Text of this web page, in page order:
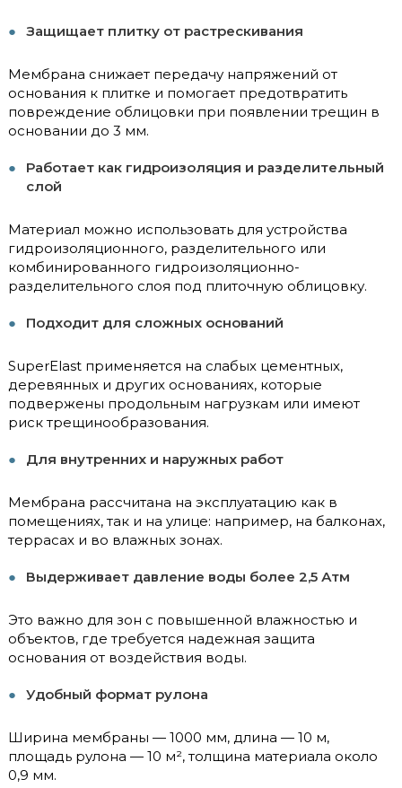
Защищает плитку от растрескивания
Мембрана снижает передачу напряжений от
основания к плитке и помогает предотвратить
повреждение облицовки при появлении трещин в
основании до 3 мм.
Работает как гидроизоляция и разделительный
слой
Материал можно использовать для устройства
гидроизоляционного, разделительного или
комбинированного гидроизоляционно-
разделительного слоя под плиточную облицовку.
Подходит для сложных оснований
SuperElast применяется на слабых цементных,
деревянных и других основаниях, которые
подвержены продольным нагрузкам или имеют
риск трещинообразования.
Для внутренних и наружных работ
Мембрана рассчитана на эксплуатацию как в
помещениях, так и на улице: например, на балконах,
террасах и во влажных зонах.
Выдерживает давление воды более 2,5 Атм
Это важно для зон с повышенной влажностью и
объектов, где требуется надежная защита
основания от воздействия воды.
Удобный формат рулона
Ширина мембраны — 1000 мм, длина — 10 м,
площадь рулона — 10 м², толщина материала около
0,9 мм.